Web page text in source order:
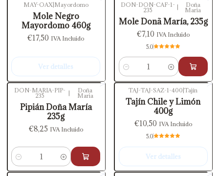
MAY-OAX| Mayordomo
Mole Negro
Mayordomo 460g
€17,50 IVA Incluido
Ver detalles
DON-DON-CAF-1-
235
Doña
Maria
Mole Donã María, 235g
€7,10 IVA Incluido
5.0
Cantidad
DON-MARIA-PIP-
235
Doña
Maria
Pipián Doña María
235g
€8,25 IVA Incluido
Cantidad
Agotado
TAJ-TAJ-SAZ-1-400 |Tajín
Tajín Chile y Limón
400g
€10,50 IVA Incluido
5.0
Ver detalles